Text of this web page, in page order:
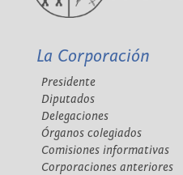
La Corporación
Presidente
Diputados
Delegaciones
Órganos colegiados
Comisiones informativas
Corporaciones anteriores